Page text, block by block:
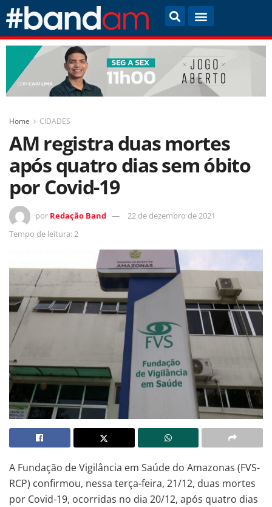
Home CIDADES
AM registra duas mortes
após quatro dias sem óbito
por Covid-19
por Redação Band
22 de dezembro de 2021
Tempo de leitura: 2
A Fundação de Vigilância em Saúde do Amazonas (FVS-
RCP) confirmou, nessa terça-feira, 21/12, duas mortes
por Covid-19, ocorridas no dia 20/12, após quatro dias